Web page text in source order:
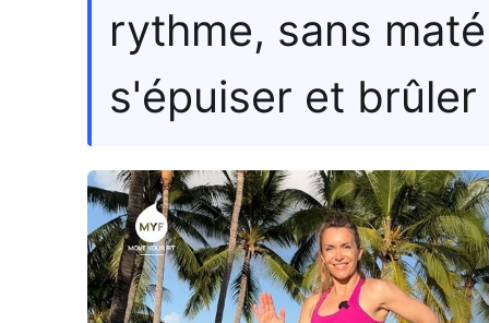
rythme, sans
s'épuiser et